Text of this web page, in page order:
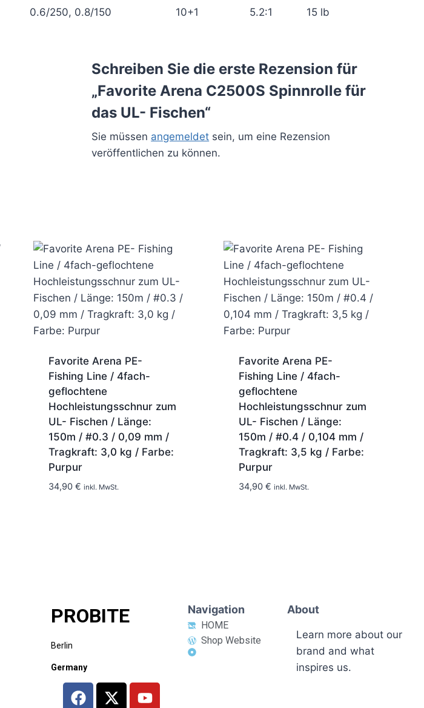
0.6/250, 0.8/150 10+1 5.2:1 15 lb
Schreiben Sie die erste Rezension für
„Favorite Arena C2500S Spinnrolle für
das UL- Fischen“
Sie müssen angemeldet sein, um eine Rezension
veröffentlichen zu können.
Favorite Arena PE-
Fishing Line / 4fach-
geflochtene
Hochleistungsschnur zum
UL- Fischen / Länge:
150m / #0.3 / 0,09 mm /
Tragkraft: 3,0 kg / Farbe:
Purpur
34,90 € inkl. MwSt.
Favorite Arena PE-
Fishing Line / 4fach-
geflochtene
Hochleistungsschnur zum
UL- Fischen / Länge:
150m / #0.4 / 0,104 mm /
Tragkraft: 3,5 kg / Farbe:
Purpur
34,90 € inkl. MwSt.
PROBITE
Berlin
Germany
Navigation
HOME
Shop Website
About
Learn more about our
brand and what
inspires us.